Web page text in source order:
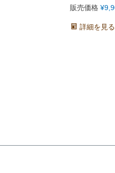
販売価格 ¥
詳細を見る